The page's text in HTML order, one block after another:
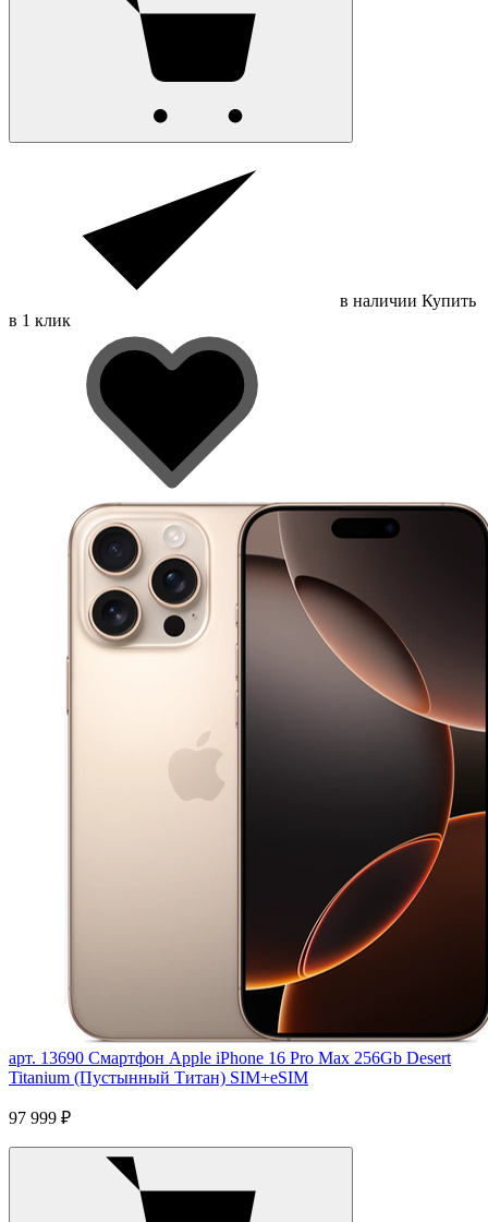
в наличии Купить
в 1 клик
арт. 13690 Смартфон Apple iPhone 16 Pro Max 256Gb Desert
Titanium (Пустынный Титан) SIM+eSIM
97 999 ₽